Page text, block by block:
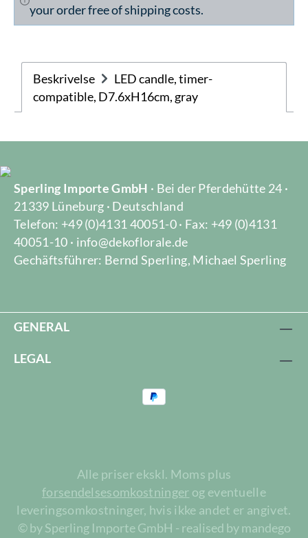
your order free of shipping costs.
Beskrivelse
LED candle, timer-
compatible, D7.6xH16cm, gray
Sperling Importe GmbH · Bei der Pferdehütte 24 ·
21339 Lüneburg · Deutschland
Telefon: +49 (0)4131 40051-0 · Fax: +49 (0)4131
40051-10 · info@dekoflorale.de
Gechäftsführer: Bernd Sperling, Michael Sperling
GENERAL
LEGAL
Alle priser ekskl. Moms plus
forsendelsesomkostninger og eventuelle
leveringsomkostninger, hvis ikke andet er angivet.
© by Sperling Importe GmbH - realised by mandego